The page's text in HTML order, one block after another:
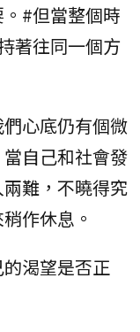
#但當整個時
著往同一個方
心底仍有個微
自己和社會發
難，不曉得究
作休息。
渴望是否正